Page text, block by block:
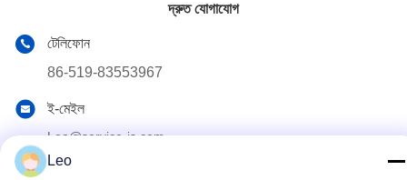
দ্রুত যোগাযোগ
টেলিফোন
86-519-83553967
ই-মেইল
Leo@service-js.com
Leo